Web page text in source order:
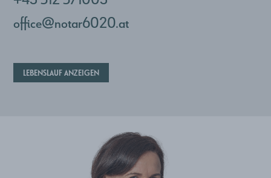
office@notar6020.at
LEBENSLAUF ANZEIGEN